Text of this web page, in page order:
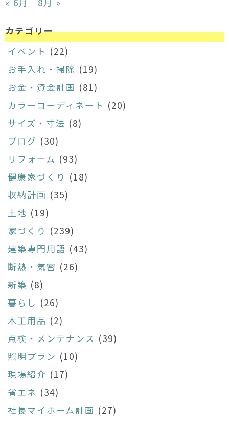
カテゴリー
イベント (22)
お手入れ・掃除 (19)
お金・資金計画 (81)
カラーコーディネート (20)
サイズ・寸法 (8)
ブログ (30)
リフォーム (93)
健康家づくり (18)
収納計画 (35)
土地 (19)
家づくり (239)
建築専門用語 (43)
断熱・気密 (26)
新築 (8)
暮らし (26)
木工用品 (2)
点検・メンテナンス (39)
照明プラン (10)
現場紹介 (17)
省エネ (34)
社長マイホーム計画 (27)